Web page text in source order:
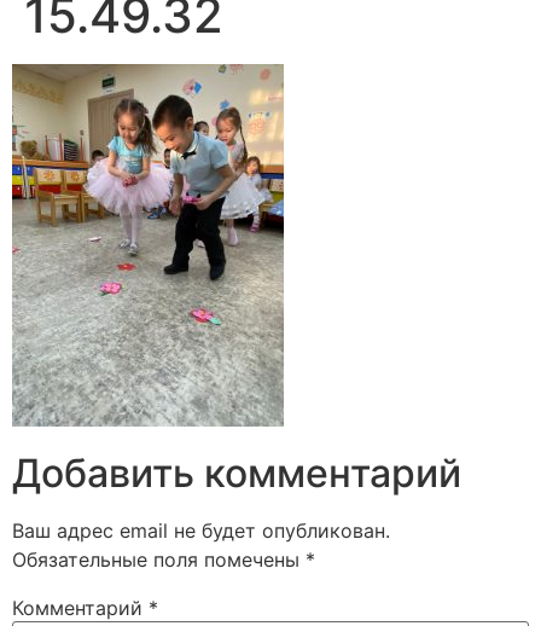
15.49.32
Добавить комментарий
Ваш адрес email не будет опубликован.
Обязательные поля помечены *
Комментарий *